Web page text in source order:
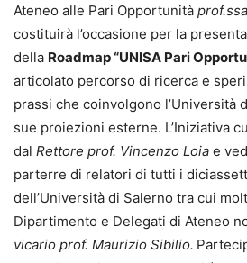
Ateneo alle Pari Opportunità
costituirà l’occasione per la
della Roadmap “UNISA Pari
articolato percorso di ricerca e
prassi che coinvolgono l’Università
sue proiezioni esterne. L’Iniziativa
dal Rettore prof. Vincenzo Loia e
parterre di relatori di tutti i
dell’Università di Salerno tra cui
Dipartimento e Delegati di Ateneo
vicario prof. Maurizio Sibilio.